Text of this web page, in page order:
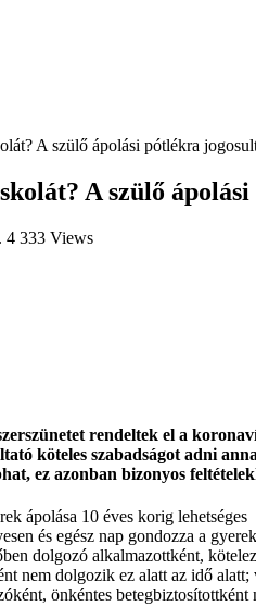
A szülő ápolási pótlékra
A szülő
4 333 Views
rendeltek el a
köteles szabadságot adni
ez azonban bizonyos
ápolása 10 éves korig lehetséges
és egész nap gondozza a
dolgozó alkalmazottként,
nem dolgozik ez alatt az idő
önkéntes betegbiztosítottként